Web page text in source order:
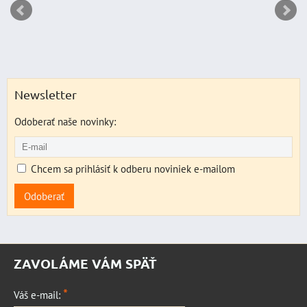
Newsletter
Odoberať naše novinky:
Chcem sa prihlásiť k odberu noviniek e-mailom
Odoberať
ZAVOLÁME VÁM SPÄŤ
Váš e-mail: *